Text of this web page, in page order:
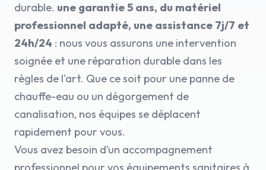
durable. une garantie 5 ans, du matériel
professionnel adapté, une assistance 7j/7 et
24h/24 : nous vous assurons une intervention
soignée et une réparation durable dans les
règles de l'art. Que ce soit pour une panne de
chauffe-eau ou un dégorgement de
canalisation, nos équipes se déplacent
rapidement pour vous.
Vous avez besoin d’un accompagnement